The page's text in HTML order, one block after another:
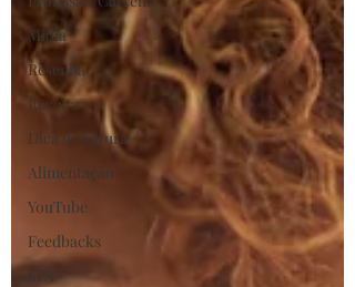
Mídia
Resenha
Receita
Dica de leitura
Alimentação
YouTube
Feedbacks
SPA